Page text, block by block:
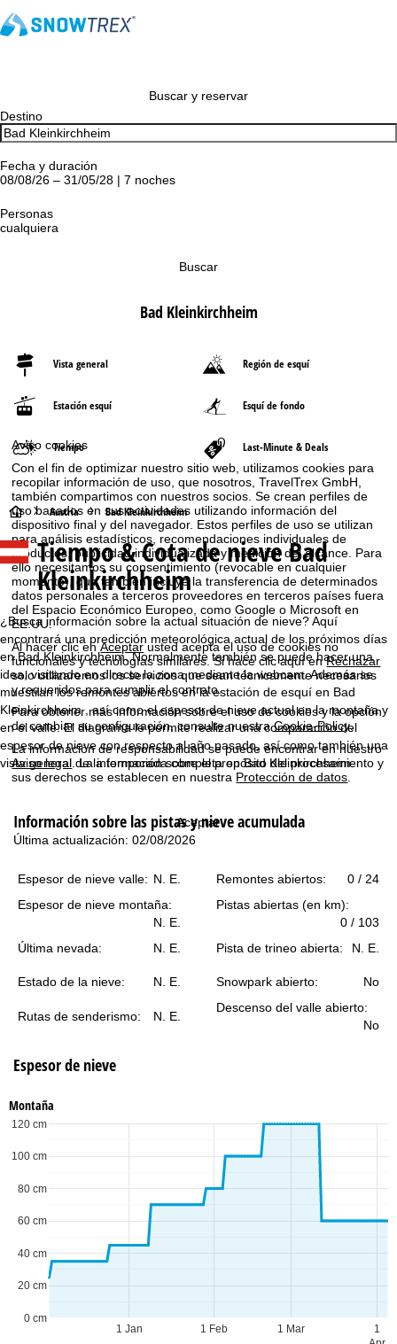
Aviso cookies
Con el fin de optimizar nuestro sitio web, utilizamos cookies para
recopilar información de uso, que nosotros, TravelTrex GmbH,
también compartimos con nuestros socios. Se crean perfiles de
uso basados en sus actividades utilizando información del
dispositivo final y del navegador. Estos perfiles de uso se utilizan
para análisis estadísticos, recomendaciones individuales de
productos, publicidad individualizada y medición del alcance. Para
ello necesitamos su consentimiento (revocable en cualquier
momento), que también incluye la transferencia de determinados
datos personales a terceros proveedores en terceros países fuera
del Espacio Económico Europeo, como Google o Microsoft en
EE.UU.
Al hacer clic enAceptarusted acepta el uso de cookies no
funcionales y tecnologías similares. Si hace clic aquí enRechazar
solo utilizaremos los servicios que sean técnicamente necesarios
y requeridos para cumplir el contrato.
Para obtener más información sobre el uso de cookies y la opción
de cambiar su configuración, consulte nuestraCookie-Policy.
La información de responsabilidad se puede encontrar en nuestro
Aviso legal . La información sobre el propósito del procesamiento y
sus derechos se establecen en nuestra Protección de datos
Aceptar
Buscar y reservar
Destino
Fecha y duración
08/08/26 – 31/05/28 | 7 noches
Personas
cualquiera
Buscar
Bad Kleinkirchheim
Vista general Región de esquí
Estación esquí Esquí de fondo
Tiempo Last-Minute & Deals
P
á
g
i
n
a
p
r
n
c
i
p
a
l
Austria Bad Kleinkirchheim
Tiempo & Cota de nieve Bad
Kleinkirchheim
¿Busca información sobre la actual situación de nieve? Aquí
encontrará una predicción meteorológica actual de los próximos días
en Bad Kleinkirchheim. Normalmente también se puede hacer una
idea, visitando en directo la zona mediante la webcam. Además se
muestran los remontes abiertos en la estación de esquí en Bad
Kleinkirchheim , así como el espesor de nieve actual en la montaña y
en el valle. El diagrama le permite realizar una comparación del
espesor de nieve con respecto al año pasado, así como también una
vista general de la temporada completa en Bad Kleinkirchheim.
Información sobre las pistas y nieve acumulada
Última actualización: 02/08/2026
Espesor de nieve valle: N. E. Remontes abiertos:
0 / 24
Espesor de nieve montaña:
N. E.
Pistas abiertas (en km):
0 / 103
Última nevada:
N. E. Pista de trineo abierta: N. E.
Estado de la nieve: N. E. Snowpark abierto: No
Rutas de senderismo: N. E.
Descenso del valle abierto:
No
Espesor de nieve
Montaña
1 Jan 1 Feb 1 Mar
1
0 cm
20 cm
40 cm
60 cm
80 cm
100 cm
120 cm